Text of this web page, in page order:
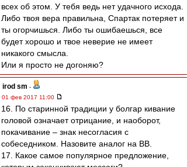
всех об этом. У тебя ведь нет удачного исхода.
Либо твоя вера правильна, Спартак потеряет и
ты огорчишься. Либо ты ошибаешься, все
будет хорошо и твое неверие не имеет
никакого смысла.
Или я просто не догоняю?
irod sm -
01 фев 2017 11:00
16. По старинной традиции у болгар кивание
головой означает отрицание, и наоборот,
покачивание – знак несогласия с
собеседником. Назовите аналог на ВВ.
17. Какое самое популярное предложение,